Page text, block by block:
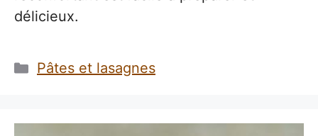
délicieux.
Catégories
Pâtes et lasagnes